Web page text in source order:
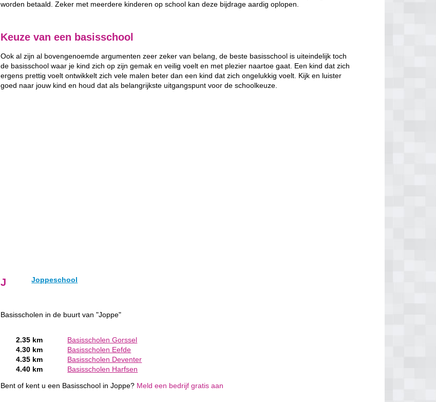
worden betaald. Zeker met meerdere kinderen op school kan deze bijdrage aardig oplopen.
Keuze van een basisschool
Ook al zijn al bovengenoemde argumenten zeer zeker van belang, de beste basisschool is uiteindelijk toch
de basisschool waar je kind zich op zijn gemak en veilig voelt en met plezier naartoe gaat. Een kind dat zich
ergens prettig voelt ontwikkelt zich vele malen beter dan een kind dat zich ongelukkig voelt. Kijk en luister
goed naar jouw kind en houd dat als belangrijkste uitgangspunt voor de schoolkeuze.
J Joppeschool
Basisscholen in de buurt van "Joppe"
2.35 km
Basisscholen Gorssel
4.30 km
Basisscholen Eefde
4.35 km
Basisscholen Deventer
4.40 km
Basisscholen Harfsen
Bent of kent u een Basisschool in Joppe? Meld een bedrijf gratis aan